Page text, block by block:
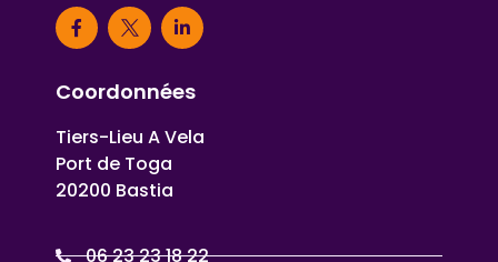
Coordonnées
Tiers-Lieu A Vela
Port de Toga
20200 Bastia
06 23 23 18 22